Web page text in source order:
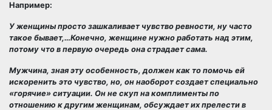
Например:
У женщины просто зашкаливает чувство ревности, ну часто
такое бывает,…Конечно, женщине нужно работать над этим,
потому что в первую очередь она страдает сама.
Мужчина, зная эту особенность, должен как то помочь ей
искоренить это чувство, но, он наоборот создает специально
«горячие» ситуации. Он не скуп на комплименты по
отношению к другим женщинам, обсуждает их прелести в